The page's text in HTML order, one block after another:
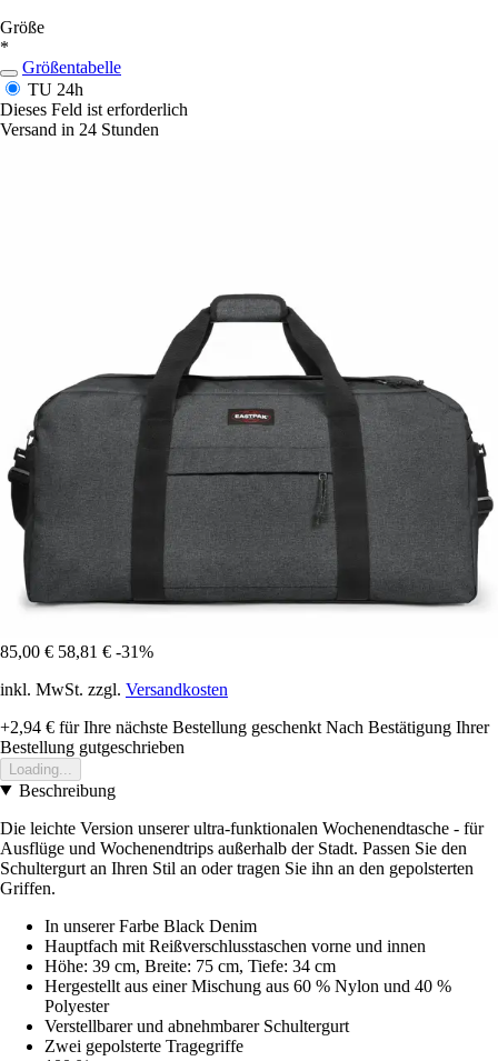
Größe
*
Größentabelle
TU 24h
Dieses Feld ist erforderlich
Versand in 24 Stunden
85,00 € 58,81 € -31%
inkl. MwSt. zzgl. Versandkosten
+2,94 € für Ihre nächste Bestellung geschenkt Nach Bestätigung Ihrer
Bestellung gutgeschrieben
Loading...
Beschreibung
Die leichte Version unserer ultra-funktionalen Wochenendtasche - für
Ausflüge und Wochenendtrips außerhalb der Stadt. Passen Sie den
Schultergurt an Ihren Stil an oder tragen Sie ihn an den gepolsterten
Griffen.
In unserer Farbe Black Denim
Hauptfach mit Reißverschlusstaschen vorne und innen
Höhe: 39 cm, Breite: 75 cm, Tiefe: 34 cm
Hergestellt aus einer Mischung aus 60 % Nylon und 40 %
Polyester
Verstellbarer und abnehmbarer Schultergurt
Zwei gepolsterte Tragegriffe